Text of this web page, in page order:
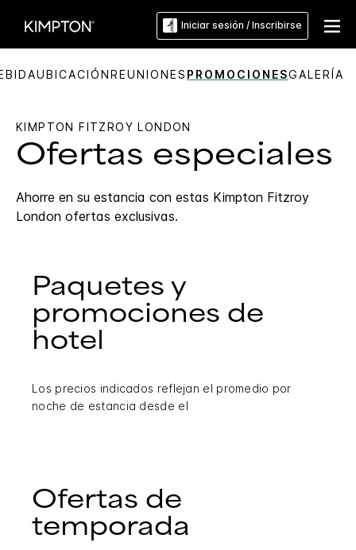
Iniciar sesión / Inscribirse
UBICACIÓNREUNIONES PROMOCIONESGALERÍA
KIMPTON FITZROY LONDON
Ofertas especiales
Ahorre en su estancia con estas Kimpton Fitzroy
London ofertas exclusivas.
Paquetes y
promociones de
hotel
Los precios indicados reflejan el promedio por
noche de estancia desde el
Ofertas de
temporada